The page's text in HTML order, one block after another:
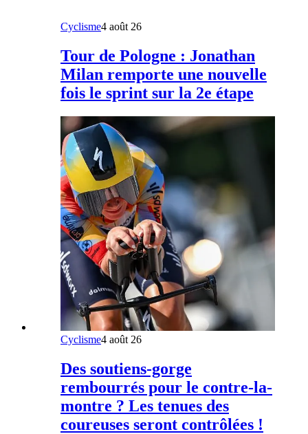
Cyclisme4 août 26
Tour de Pologne : Jonathan
Milan remporte une nouvelle
fois le sprint sur la 2e étape
Cyclisme4 août 26
Des soutiens-gorge
rembourrés pour le contre-la-
montre ? Les tenues des
coureuses seront contrôlées !